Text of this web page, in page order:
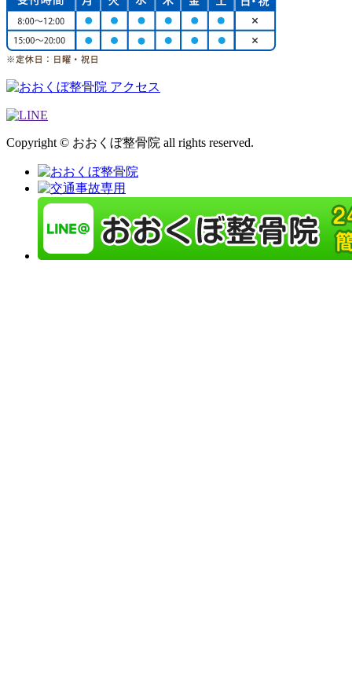
Copyright © おおくぼ整骨院 all rights reserved.